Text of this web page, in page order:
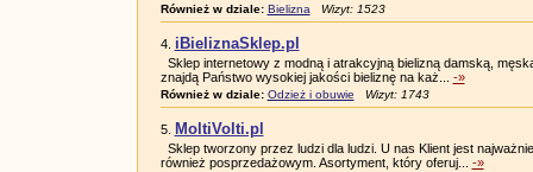
Również w dziale: Bielizna Wizyt: 1523
4. iBieliznaSklep.pl
Sklep internetowy z modną i atrakcyjną bielizną damską,
znajdą Państwo wysokiej jakości bieliznę na każ... -»
Również w dziale: Odzież i obuwie Wizyt: 1743
5. MoltiVolti.pl
Sklep tworzony przez ludzi dla ludzi. U nas Klient jest
również posprzedażowym. Asortyment, który oferuj... -»